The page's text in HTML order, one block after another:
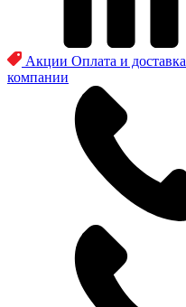
Акции Оплата и доставка
компании